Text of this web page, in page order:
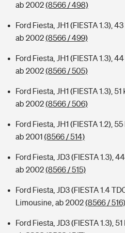
ab 2002(8566 / 498)
Ford Fiesta, JH1 (FIESTA 1.3),
ab 2002(8566 / 499)
Ford Fiesta, JH1 (FIESTA 1.3),
ab 2002(8566 / 505)
Ford Fiesta, JH1 (FIESTA 1.3),
ab 2002(8566 / 506)
Ford Fiesta, JH1 (FIESTA 1.2),
ab 2001 (8566 / 514)
Ford Fiesta, JD3 (FIESTA 1.3),
ab 2002(8566 / 515)
Ford Fiesta, JD3 (FIESTA 1.4
Limousine, ab 2002(8566 / 516)
Ford Fiesta, JD3 (FIESTA 1.3),